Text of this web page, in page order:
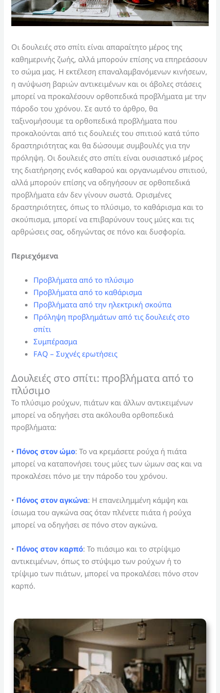
Οι δουλειές στο σπίτι είναι απαραίτητο μέρος της
καθημερινής ζωής, αλλά μπορούν επίσης να επηρεάσουν
το σώμα μας. Η εκτέλεση επαναλαμβανόμενων κινήσεων,
η ανύψωση βαριών αντικειμένων και οι άβολες στάσεις
μπορεί να προκαλέσουν ορθοπεδικά προβλήματα με την
πάροδο του χρόνου. Σε αυτό το άρθρο, θα
ταξινομήσουμε τα ορθοπεδικά προβλήματα που
προκαλούνται από τις δουλειές του σπιτιού κατά τύπο
δραστηριότητας και θα δώσουμε συμβουλές για την
πρόληψη. Οι δουλειές στο σπίτι είναι ουσιαστικό μέρος
της διατήρησης ενός καθαρού και οργανωμένου σπιτιού,
αλλά μπορούν επίσης να οδηγήσουν σε ορθοπεδικά
προβλήματα εάν δεν γίνουν σωστά. Ορισμένες
δραστηριότητες, όπως το πλύσιμο, το καθάρισμα και το
σκούπισμα, μπορεί να επιβαρύνουν τους μύες και τις
αρθρώσεις σας, οδηγώντας σε πόνο και δυσφορία.
Περιεχόμενα
Προβλήματα από το πλύσιμο
Προβλήματα από το καθάρισμα
Προβλήματα από την ηλεκτρική σκούπα
Πρόληψη προβλημάτων από τις δουλειές στο
σπίτι
Συμπέρασμα
FAQ – Συχνές ερωτήσεις
Δουλειές στο σπίτι: προβλήματα από το
πλύσιμο
Το πλύσιμο ρούχων, πιάτων και άλλων αντικειμένων
μπορεί να οδηγήσει στα ακόλουθα ορθοπεδικά
προβλήματα:
• Πόνος στον ώμο: Το να κρεμάσετε ρούχα ή πιάτα
μπορεί να καταπονήσει τους μύες των ώμων σας και να
προκαλέσει πόνο με την πάροδο του χρόνου.
• Πόνος στον αγκώνα: Η επανειλημμένη κάμψη και
ίσιωμα του αγκώνα σας όταν πλένετε πιάτα ή ρούχα
μπορεί να οδηγήσει σε πόνο στον αγκώνα.
• Πόνος στον καρπό: Το πιάσιμο και το στρίψιμο
αντικειμένων, όπως το στύψιμο των ρούχων ή το
τρίψιμο των πιάτων, μπορεί να προκαλέσει πόνο στον
καρπό.